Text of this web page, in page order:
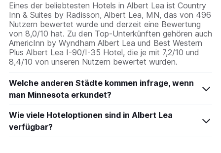
Eines der beliebtesten Hotels in Albert Lea ist Country
Inn & Suites by Radisson, Albert Lea, MN, das von 496
Nutzern bewertet wurde und derzeit eine Bewertung
von 8,0/10 hat. Zu den Top-Unterkünften gehören auch
AmericInn by Wyndham Albert Lea und Best Western
Plus Albert Lea I-90/I-35 Hotel, die je mit 7,2/10 und
8,4/10 von unseren Nutzern bewertet wurden.
Welche anderen Städte kommen infrage, wenn
man Minnesota erkundet?
Wie viele Hoteloptionen sind in Albert Lea
verfügbar?